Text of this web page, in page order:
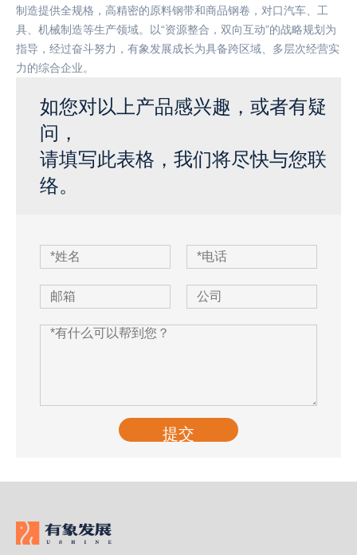
制造提供全规格，高精密的原料钢带和商品钢卷，对口汽车、工
具、机械制造等生产领域。以“资源整合，双向互动”的战略规划为
指导，经过奋斗努力，有象发展成长为具备跨区域、多层次经营实
力的综合企业。
如您对以上产品感兴趣，或者有疑
问，
请填写此表格，我们将尽快与您联
络。
提交